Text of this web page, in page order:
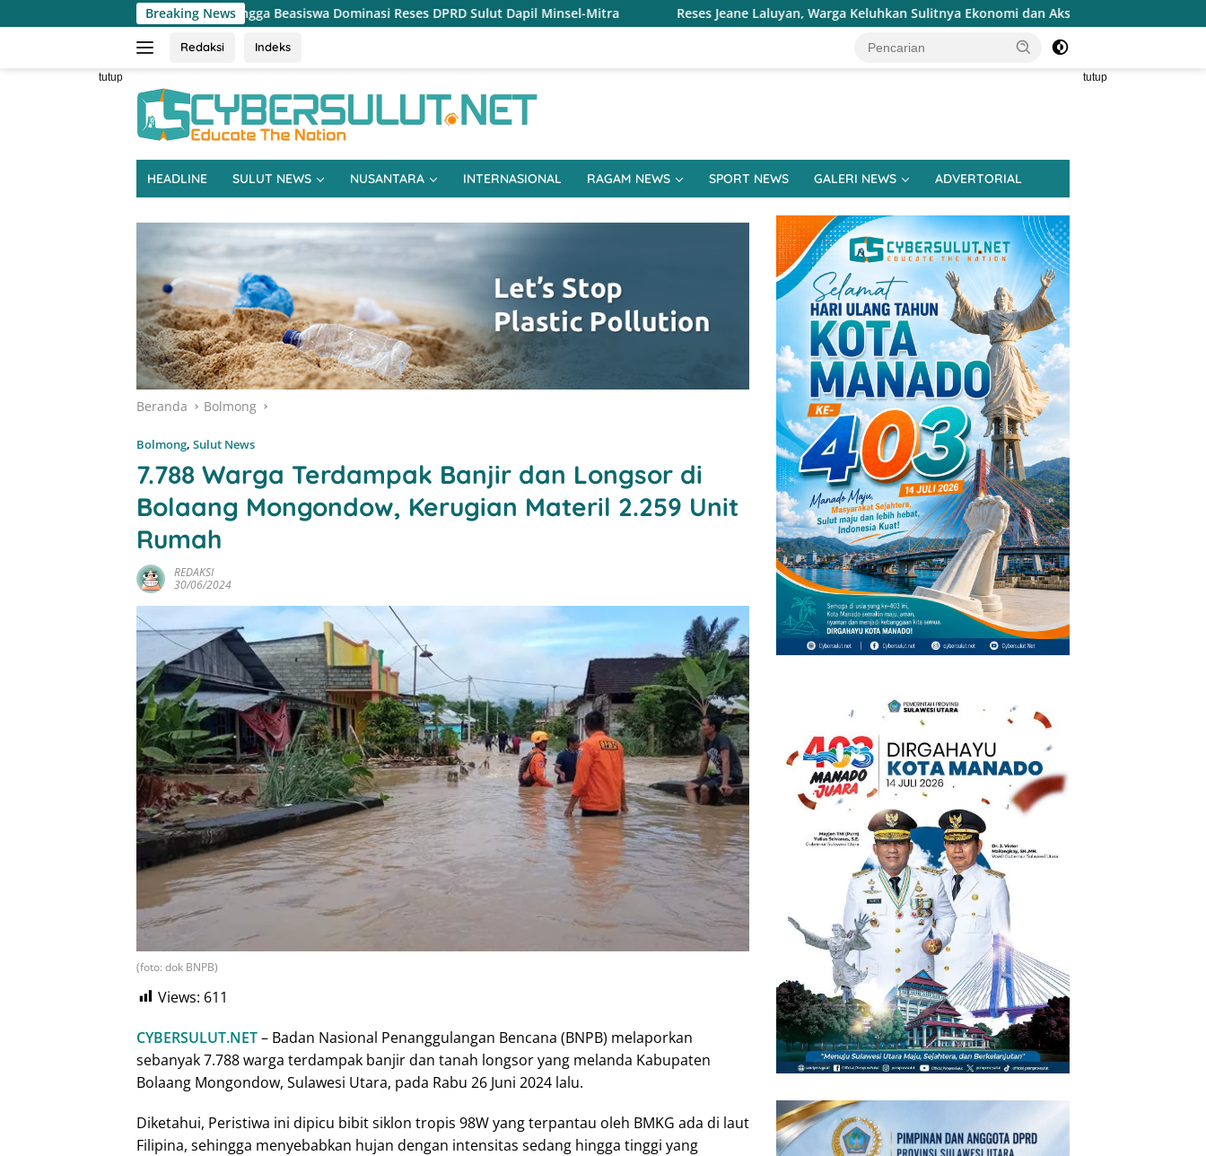
ke
Breaking News
hingga Beasiswa Dominasi Reses DPRD Sulut Dapil Minsel-Mitra Reses Jeane Laluyan, Warga Keluhkan Sulitnya Ekonomi dan Akses Pasar UMKM Terapkan Reses Realistis
Redaksi Indeks
tutup tutup
HEADLINE SULUT NEWS NUSANTARA INTERNASIONAL RAGAM NEWS SPORT NEWS GALERI NEWS ADVERTORIAL
Beranda Bolmong
Bolmong, Sulut News
7.788 Warga Terdampak Banjir dan Longsor di
Bolaang Mongondow, Kerugian Materil 2.259 Unit
Rumah
REDAKSI
30/06/2024
(foto: dok BNPB)
Views: 611
CYBERSULUT.NET– Badan Nasional Penanggulangan Bencana (BNPB) melaporkan
sebanyak 7.788 warga terdampak banjir dan tanah longsor yang melanda Kabupaten
Bolaang Mongondow, Sulawesi Utara, pada Rabu 26 Juni 2024 lalu.
Diketahui, Peristiwa ini dipicu bibit siklon tropis 98W yang terpantau oleh BMKG ada di laut
Filipina, sehingga menyebabkan hujan dengan intensitas sedang hingga tinggi yang